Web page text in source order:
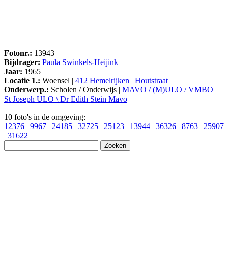
Fotonr.: 13943
Bijdrager: Paula Swinkels-Heijink
Jaar: 1965
Locatie 1.: Woensel | 412 Hemelrijken | Houtstraat
Onderwerp.: Scholen / Onderwijs | MAVO / (M)ULO / VMBO |
St Joseph ULO \ Dr Edith Stein Mavo
10 foto's in de omgeving:
12376 | 9967 | 24185 | 32725 | 25123 | 13944 | 36326 | 8763 | 25907
| 31622